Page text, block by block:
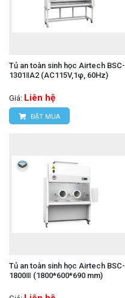
Tủ an toàn sinh học Airtech BSC-
1301ⅡA2 (AC115V,1φ, 60Hz)
Giá: Liên hệ
ĐẶT MUA
Tủ an toàn sinh học Airtech BSC-
1800Ⅲ (1800*600*690 mm)